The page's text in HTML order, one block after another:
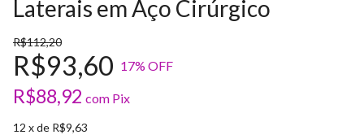
Laterais em Aço Cirúrgico
R$112,20
R$93,60 17% OFF
R$88,92 com Pix
12 x de R$9,63